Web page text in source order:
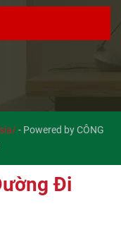
- Powered by CÔNG
Đi